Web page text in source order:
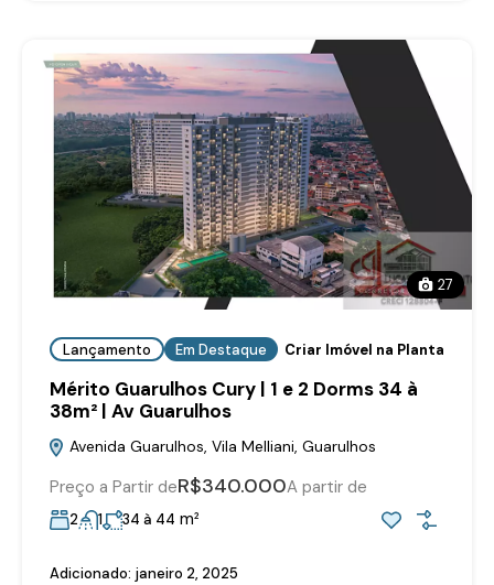
27
Lançamento Em Destaque Criar Imóvel na Planta
Mérito Guarulhos Cury | 1 e 2 Dorms 34 à
38m² | Av Guarulhos
Avenida Guarulhos, Vila Melliani, Guarulhos
Preço a Partir deR$340.000A partir de
2 1 34 à 44 m²
Adicionado: janeiro 2, 2025